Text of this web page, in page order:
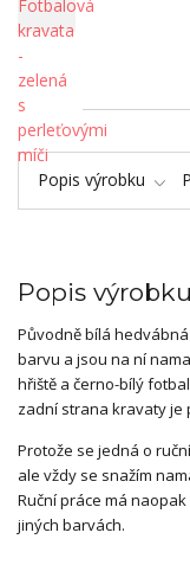
Popis výrobku
Popis výrobku
Původně bílá
barvu a jsou na ní
hřiště a černo-bílý
zadní strana kravaty je
Protože se jedná o
ale vždy se snažím
Ruční práce má
jiných barvách.